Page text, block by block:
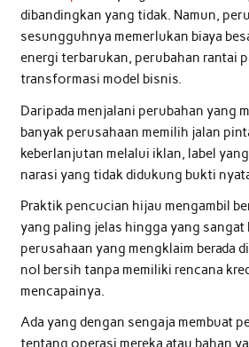
dibandingkan yang tidak. Namun,
sesungguhnya memerlukan biaya
energi terbarukan, perubahan rantai
transformasi model bisnis.
Daripada menjalani perubahan yang
banyak perusahaan memilih jalan
keberlanjutan melalui iklan, label
narasi yang tidak didukung bukti
Praktik pencucian hijau mengambil
yang paling jelas hingga yang sangat
perusahaan yang mengklaim berada
nol bersih tanpa memiliki rencana
mencapainya.
Ada yang dengan sengaja membuat